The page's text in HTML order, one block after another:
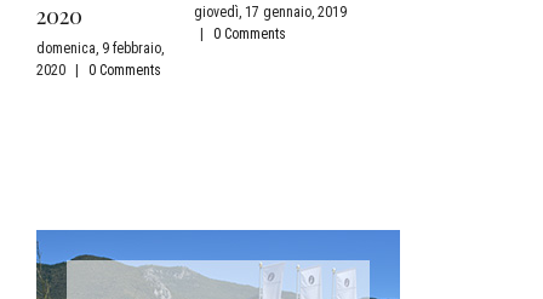
2020
domenica, 9 febbraio,
2020
0 Comments
giovedì, 17 gennaio, 2019
0 Comments